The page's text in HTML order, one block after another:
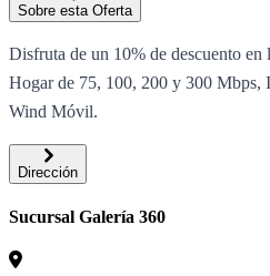
Sobre esta Oferta
Disfruta de un 10% de descuento en
Hogar de 75, 100, 200 y 300 Mbps,
Wind Móvil.
Dirección
Sucursal Galería 360